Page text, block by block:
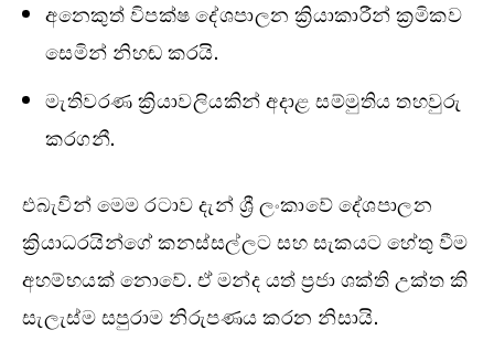
අනෙකුත් විපක්ෂ දේශපාලන ක්‍රියාකාරීන් ක්‍රමිකව
සෙමින් නිහඬ කරයි.
මැතිවරණ ක්‍රියාවලියකින් අදාළ සම්මුතිය තහවුරු
කරගනී.
එබැවින් මෙම රටාව දැන් ශ්‍රී ලංකාවේ දේශපාලන
ක්‍රියාධරයින්ගේ කනස්සල්ලට සහ සැකයට හේතු වීම
අහම්භයක් නොවේ. ඒ මන්ද යත් ප්‍රජා ශක්ති උක්ත කි
සැලැස්ම සපුරාම නිරුපණය කරන නිසායි.